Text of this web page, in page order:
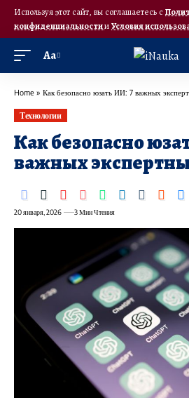
Используя этот сайт, вы соглашаетесь с
конфиденциальностииУсловия
Аа
Home » Как безопасно юзать ИИ: 7 важных
Технологии
Как безопасно
важных
20 января, 2026 3 Мин Чтения